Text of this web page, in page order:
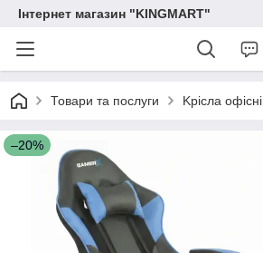
Інтернет магазин "KINGMART"
Товари та послуги Kрісла oфісні
–20%